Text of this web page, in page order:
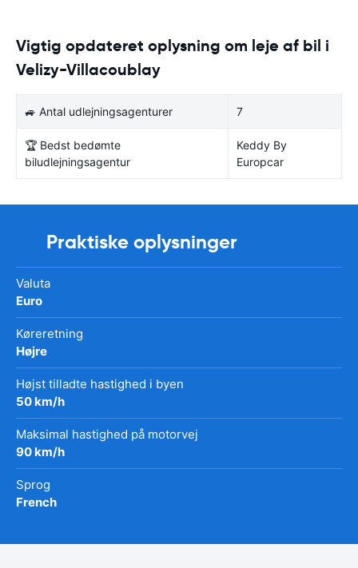
Vigtig opdateret oplysning om leje af bil i
Velizy-Villacoublay
🚙 Antal udlejningsagenturer 7
🏆 Bedst bedømte
biludlejningsagentur
Keddy By
Europcar
Praktiske oplysninger
Valuta
Euro
Køreretning
Højre
Højst tilladte hastighed i byen
50 km/h
Maksimal hastighed på motorvej
90 km/h
Sprog
French